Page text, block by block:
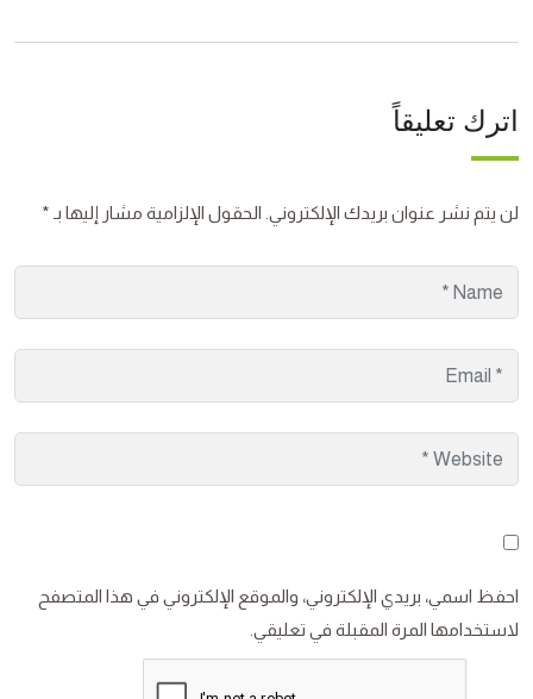
اترك تعليقاً
لن يتم نشر عنوان بريدك الإلكتروني. الحقول الإلزامية مشار إليها بـ *
احفظ اسمي، بريدي الإلكتروني، والموقع الإلكتروني في هذا المتصفح
لاستخدامها المرة المقبلة في تعليقي.